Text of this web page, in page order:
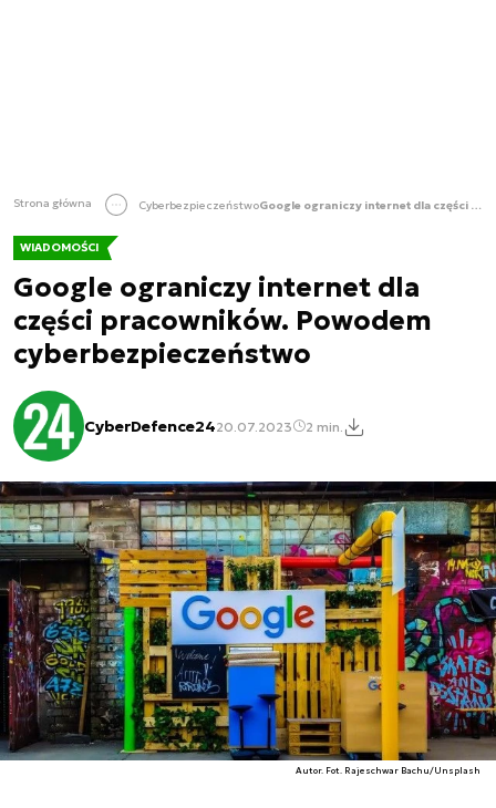
Strona główna Cyberbezpieczeństwo Google ograniczy internet dla części pracowników. Powodem cyberbezpieczeństwo
WIADOMOŚCI
Google ograniczy internet dla
części pracowników. Powodem
cyberbezpieczeństwo
CyberDefence2420.07.2023 2 min.
Autor. Fot. Rajeschwar Bachu/Unsplash